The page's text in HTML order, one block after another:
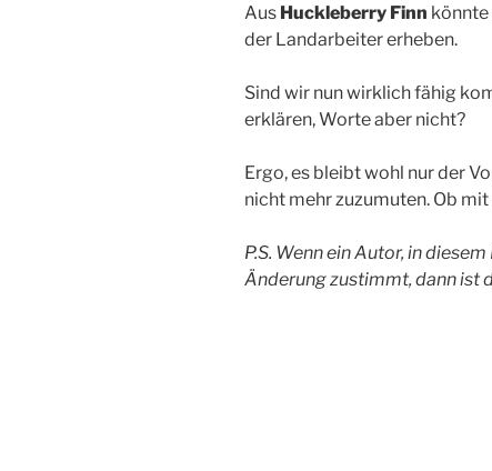
Aus Huckleberry Finn könnte
der Landarbeiter erheben.
Sind wir nun wirklich fähig
erklären, Worte aber nicht?
Ergo, es bleibt wohl nur der
nicht mehr zuzumuten. Ob
P.S. Wenn ein Autor, in
Änderung zustimmt, dann ist